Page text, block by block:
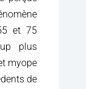
et 75
plus
myope
de